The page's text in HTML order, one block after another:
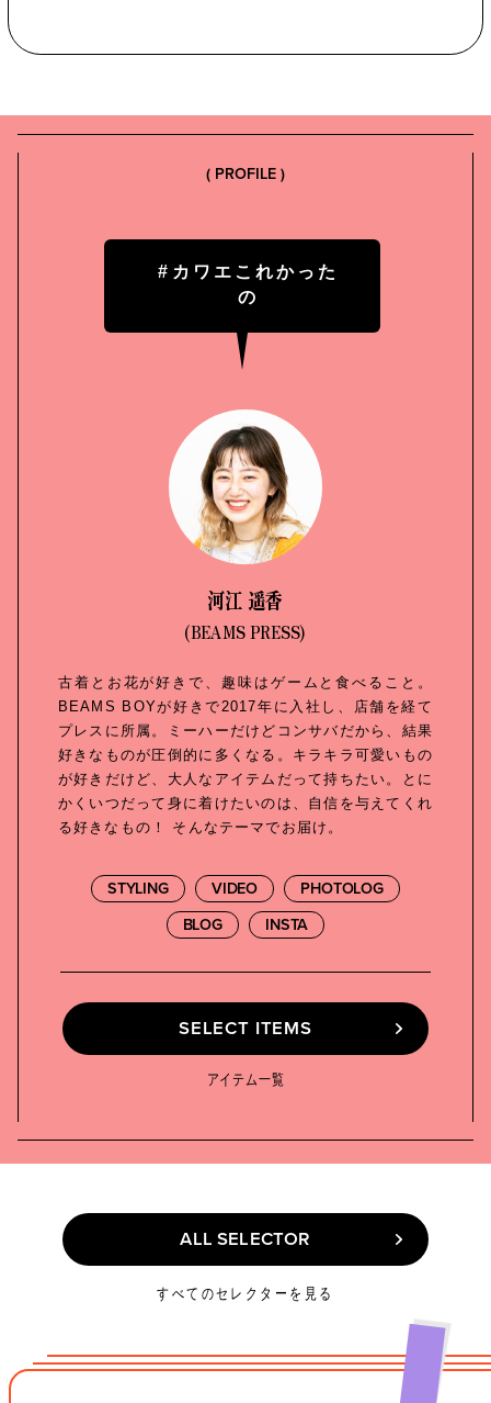
( PROFILE )
#カワエこれかった
の
河江 遥香
(BEAMS PRESS)
古着とお花が好きで、趣味はゲームと食べること。
BEAMS BOYが好きで2017年に入社し、店舗を経て
プレスに所属。ミーハーだけどコンサバだから、結果
好きなものが圧倒的に多くなる。キラキラ可愛いもの
が好きだけど、大人なアイテムだって持ちたい。とに
かくいつだって身に着けたいのは、自信を与えてくれ
る好きなもの！ そんなテーマでお届け。
STYLING VIDEO
PHOTOLOG
BLOG
INSTA
SELECT ITEMS
SELECT ITEMS
アイテム一覧
ALL SELECTOR
ALL SELECTOR
すべてのセレクターを見る